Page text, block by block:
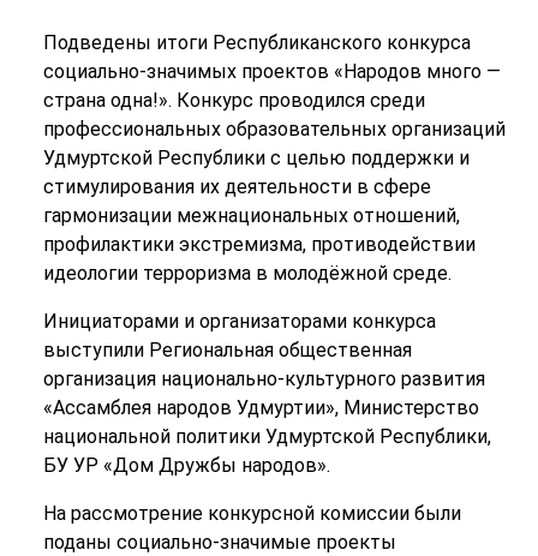
Подведены итоги Республиканского конкурса
социально-значимых проектов «Народов много —
страна одна!». Конкурс проводился среди
профессиональных образовательных организаций
Удмуртской Республики с целью поддержки и
стимулирования их деятельности в сфере
гармонизации межнациональных отношений,
профилактики экстремизма, противодействии
идеологии терроризма в молодёжной среде.
Инициаторами и организаторами конкурса
выступили Региональная общественная
организация национально-культурного развития
«Ассамблея народов Удмуртии», Министерство
национальной политики Удмуртской Республики,
БУ УР «Дом Дружбы народов».
На рассмотрение конкурсной комиссии были
поданы социально-значимые проекты